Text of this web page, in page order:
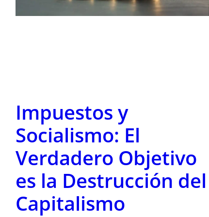
Impuestos y
Socialismo: El
Verdadero Objetivo
es la Destrucción del
Capitalismo